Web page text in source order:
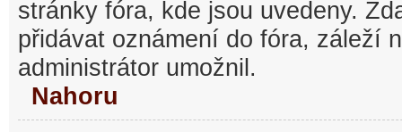
stránky fóra, kde jsou uvedeny.
přidávat oznámení do fóra, záleží
administrátor umožnil.
Nahoru